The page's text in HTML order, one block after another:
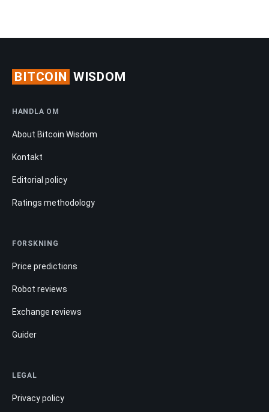
BITCOIN WISDOM
HANDLA OM
About Bitcoin Wisdom
Kontakt
Editorial policy
Ratings methodology
FORSKNING
Price predictions
Robot reviews
Exchange reviews
Guider
LEGAL
Privacy policy